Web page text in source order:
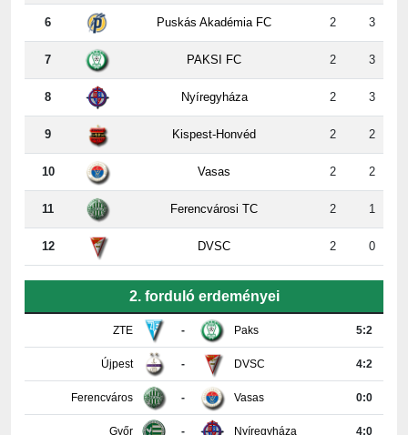
7 PAKSI FC 2 3
8 Nyíregyháza 2 3
9 Kispest-Honvéd 2 2
10 Vasas 2 2
11 Ferencvárosi TC 2 1
12 DVSC 2 0
ZTE - Paks
Újpest DVSC 4:2
Ferencváros Vasas 0:0
Győr Nyíregyháza 4:0
Honvéd MTK 3:3